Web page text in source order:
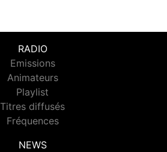
RADIO
Emissions
Animateurs
Playlist
Titres diffusés
Fréquences
NEWS